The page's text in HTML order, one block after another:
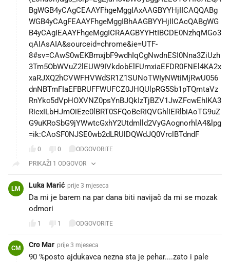
BgWGB4yCAgCEAAYFhgeMggIAxAAGBYYHjIICAQQABg
WGB4yCAgFEAAYFhgeMggIBhAAGBYYHjIICAcQABgWG
B4yCAgIEAAYFhgeMggICRAAGBYYHtIBCDE0NzhqMGo3
qAIAsAIA&sourceid=chrome&ie=UTF-
8#sv=CAwS0wEKBmxjbF9wdhIqCgNwdnESI0Nna3ZiUzh
3Tm5ObWVuZ2lEUW9IVkdobElFUmxiaEFDR0FNEl4KA2x
xaRJXQ2hCVWFHVWdSR1Z1SUNoTWIyNWtiMjRwU056
dnNBTmFIaEFBRUFFWUFCZ0JHQUlpRG5Sb1pTQmtaVz
RnYkc5dVpHOXVNZ0psYnBJQkIzTjBZV1JwZFcwEhIKA3
RicxILbHJmOiEzc0lBRT0SFQoBcRIQVGhlIERlbiAoTG9uZ
G9uKRoSbG9jYWwtcGxhY2Utdmlld2VyGAognorhlA4&lpg
=ik:CAoSF0NJSE0wb2dLRUlDQWdJQ0VrclBTdndF
0 0
ODGOVORITE
PRIKAŽI 1 ODGOVOR
LM Luka Marić prije 3 mjeseca
Da mi je barem na par dana biti navijač da mi se mozak
odmori
1 1 ODGOVORITE
CM Cro Mar prije 3 mjeseca
90 %posto ajdukavca nezna sta je pehar....zato i pale